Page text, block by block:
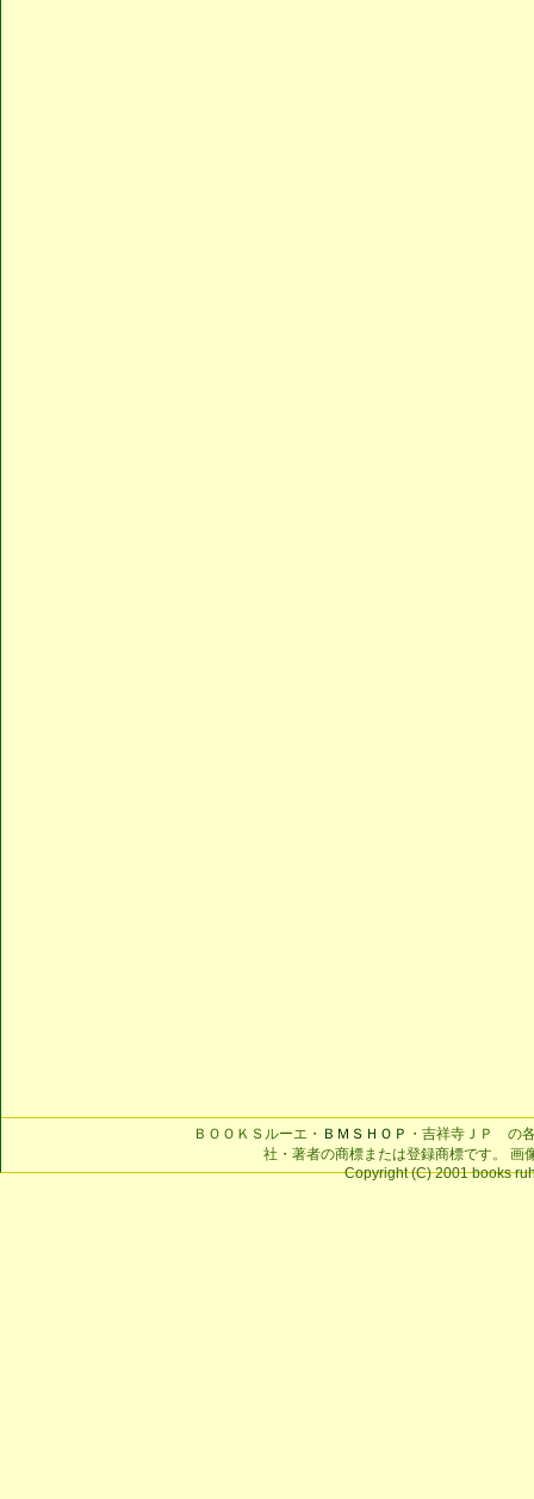
ＢＯＯＫＳルーエ・ ＢＭＳＨＯＰ ・吉祥寺ＪＰ の
社・著者の商標または登録商標です。 画
Copyright (C) 2001 books